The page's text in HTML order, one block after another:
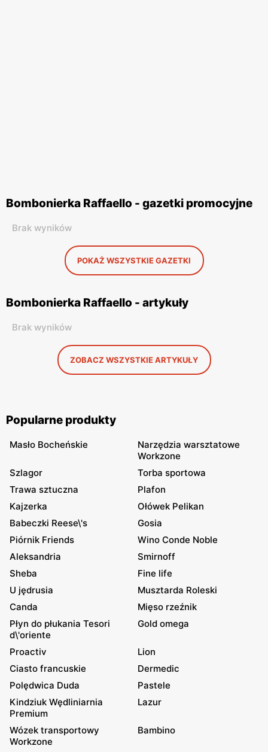
Bombonierka Raffaello - gazetki promocyjne
Brak wyników
POKAŻ WSZYSTKIE GAZETKI
Bombonierka Raffaello - artykuły
Brak wyników
ZOBACZ WSZYSTKIE ARTYKUŁY
Popularne produkty
Masło Bocheńskie
Narzędzia warsztatowe
Workzone
Szlagor
Torba sportowa
Trawa sztuczna
Plafon
Kajzerka
Ołówek Pelikan
Babeczki Reese\'s
Gosia
Piórnik Friends
Wino Conde Noble
Aleksandria
Smirnoff
Sheba
Fine life
U jędrusia
Musztarda Roleski
Canda
Mięso rzeźnik
Płyn do płukania Tesori
d\'oriente
Gold omega
Proactiv
Lion
Ciasto francuskie
Dermedic
Polędwica Duda
Pastele
Kindziuk Wędliniarnia
Premium
Lazur
Wózek transportowy
Workzone
Bambino